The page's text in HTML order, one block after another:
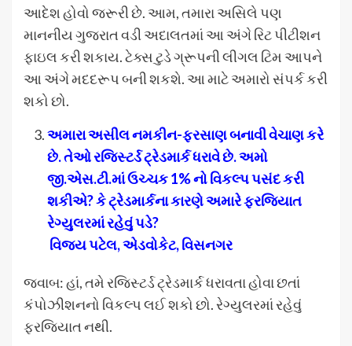
આદેશ હોવો જરૂરી છે. આમ, તમારા અસિલે પણ
માનનીય ગુજરાત વડી અદાલતમાં આ અંગે રિટ પીટીશન
ફાઇલ કરી શકાય. ટેક્સ ટુડે ગ્રૂપની લીગલ ટિમ આપને
આ અંગે મદદરૂપ બની શકશે. આ માટે અમારો સંપર્ક કરી
શકો છો.
અમારા અસીલ નમકીન-ફરસાણ બનાવી વેચાણ કરે
છે. તેઓ રજિસ્ટર્ડ ટ્રેડમાર્ક ધરાવે છે. અમો
જી.એસ.ટી.માં ઉચ્ચક 1% નો વિકલ્પ પસંદ કરી
શકીએ?કે ટ્રેડમાર્કના કારણે અમારે ફરજિયાત
રેગ્યુલરમાં રહેવું પડે?
વિજય પટેલ,એડવોકેટ,વિસનગર
જવાબ: હાં, તમે રજિસ્ટર્ડ ટ્રેડમાર્ક ધરાવતા હોવા છતાં
કંપોઝીશનનો વિકલ્પ લઈ શકો છો. રેગ્યુલરમાં રહેવું
ફરજિયાત નથી.